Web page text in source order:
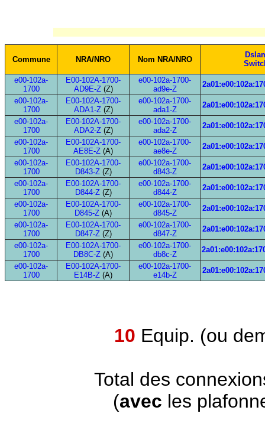
Commune NRA/NRO Nom NRA/NRO
e00-102a-
1700
E00-102A-1700-
AD9E-Z(Z)
e00-102a-1700-
ad9e-Z
e00-102a-
1700
E00-102A-1700-
ADA1-Z(Z)
e00-102a-1700-
ada1-Z
e00-102a-
1700
E00-102A-1700-
ADA2-Z(Z)
e00-102a-1700-
ada2-Z
e00-102a-
1700
E00-102A-1700-
AE8E-Z (A)
e00-102a-1700-
ae8e-Z
e00-102a-
1700
E00-102A-1700-
D843-Z(Z)
e00-102a-1700-
d843-Z
e00-102a-
1700
E00-102A-1700-
D844-Z(Z)
e00-102a-1700-
d844-Z
e00-102a-
1700
E00-102A-1700-
D845-Z (A)
e00-102a-1700-
d845-Z
e00-102a-
1700
E00-102A-1700-
D847-Z(Z)
e00-102a-1700-
d847-Z
e00-102a-
1700
E00-102A-1700-
DB8C-Z (A)
e00-102a-1700-
db8c-Z
e00-102a-
1700
E00-102A-1700-
E14B-Z (A)
e00-102a-1700-
e14b-Z
10 Equip. (ou
Total des
(avec les